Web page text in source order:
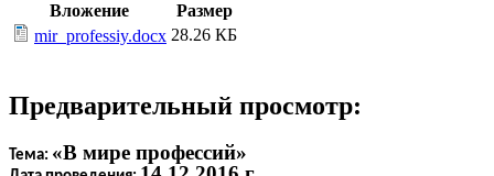
Вложение
Размер
mir_professiy.docx 28.26 КБ
Предварительный просмотр:
Тема: «В мире профессий»